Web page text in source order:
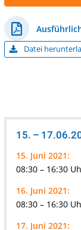
Datei
15. –
15. Juni 2021:
08:30 – 16:30
16. Juni 2021:
08:30 – 16:30
17. Juni 2021: